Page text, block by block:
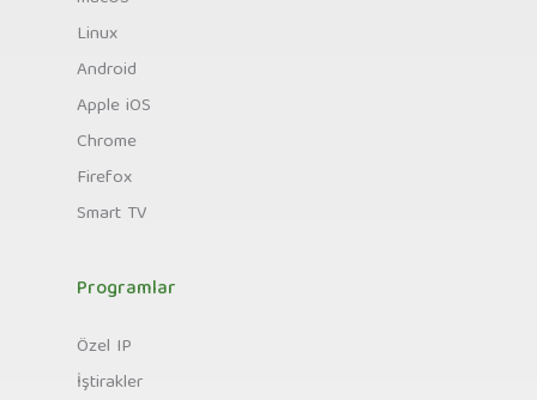
Linux
Android
Apple iOS
Chrome
Firefox
Smart TV
Programlar
Özel IP
İştirakler